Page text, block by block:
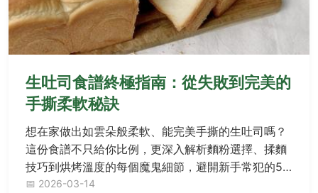
生吐司食譜終極指南：從失敗到完美的
手撕柔軟秘訣
想在家做出如雲朵般柔軟、能完美手撕的生吐司嗎？